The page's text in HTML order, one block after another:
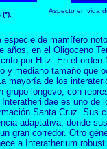
(*). Aspecto en vida
especie de mamífero
años, en el Oligoceno
por Hitz. En el orden
y mediano tamaño que
mayoría de los
grupo longevo, con
es uno de
Santa Cruz. Sus
adaptativa, donde
gran corredor. Otro
a Interatherium